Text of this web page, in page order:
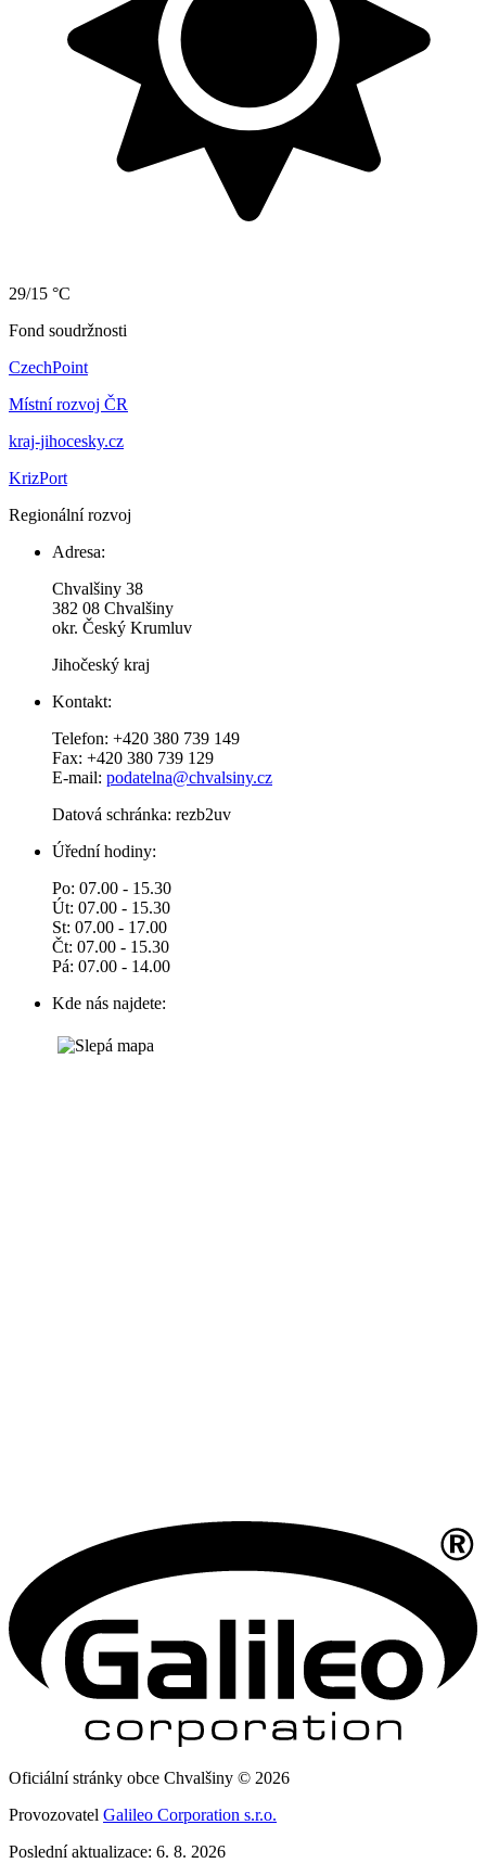
29/15 °C
Fond soudržnosti
CzechPoint
Místní rozvoj ČR
kraj-jihocesky.cz
KrizPort
Regionální rozvoj
Adresa:
Chvalšiny 38
382 08 Chvalšiny
okr. Český Krumluv
Jihočeský kraj
Kontakt:
Telefon: +420 380 739 149
Fax: +420 380 739 129
E-mail: podatelna@chvalsiny.cz
Datová schránka: rezb2uv
Úřední hodiny:
Po: 07.00 - 15.30
Út: 07.00 - 15.30
St: 07.00 - 17.00
Čt: 07.00 - 15.30
Pá: 07.00 - 14.00
Kde nás najdete:
Oficiální stránky obce Chvalšiny © 2026
Provozovatel Galileo Corporation s.r.o.
Poslední aktualizace: 6. 8. 2026